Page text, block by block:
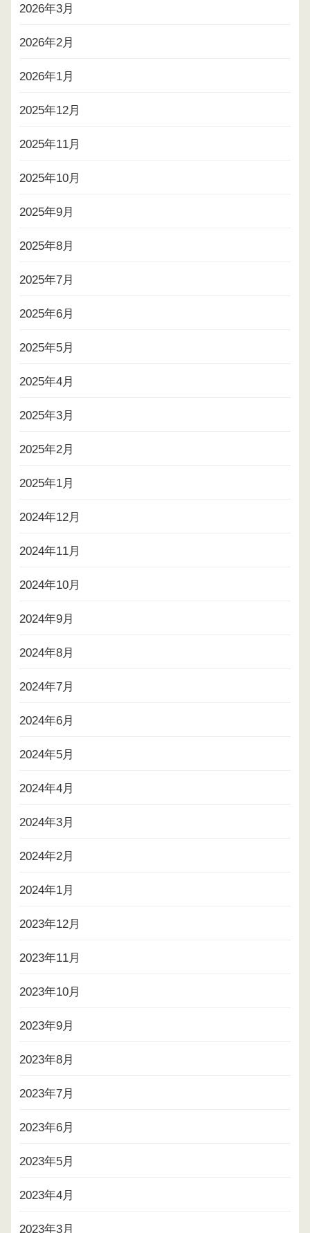
2026年3月
2026年2月
2026年1月
2025年12月
2025年11月
2025年10月
2025年9月
2025年8月
2025年7月
2025年6月
2025年5月
2025年4月
2025年3月
2025年2月
2025年1月
2024年12月
2024年11月
2024年10月
2024年9月
2024年8月
2024年7月
2024年6月
2024年5月
2024年4月
2024年3月
2024年2月
2024年1月
2023年12月
2023年11月
2023年10月
2023年9月
2023年8月
2023年7月
2023年6月
2023年5月
2023年4月
2023年3月